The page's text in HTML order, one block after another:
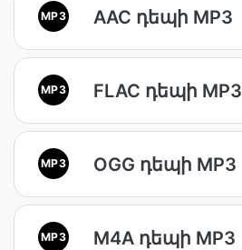
MP3 AAC դեպի MP3
MP3 FLAC դեպի MP3
MP3 OGG դեպի MP3
MP3 M4A դեպի MP3